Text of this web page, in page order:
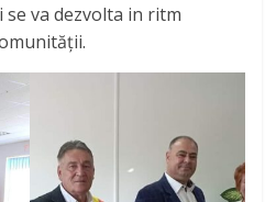
va dezvolta in ritm